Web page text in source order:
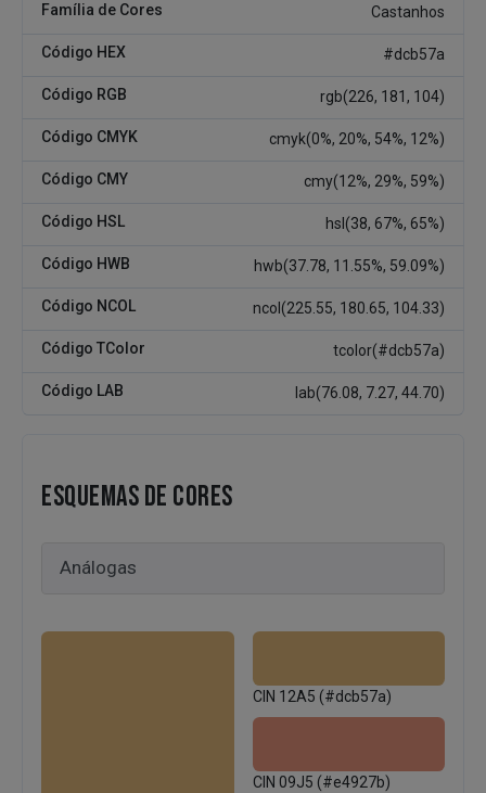
Família de Cores Castanhos
Código HEX #dcb57a
Código RGB rgb(226, 181, 104)
Código CMYK cmyk(0%, 20%, 54%, 12%)
Código CMY cmy(12%, 29%, 59%)
Código HSL hsl(38, 67%, 65%)
Código HWB hwb(37.78, 11.55%, 59.09%)
Código NCOL ncol(225.55, 180.65, 104.33)
Código TColor tcolor(#dcb57a)
Código LAB lab(76.08, 7.27, 44.70)
ESQUEMAS DE CORES
CIN 12A5 (#dcb57a)
CIN 09J5 (#e4927b)